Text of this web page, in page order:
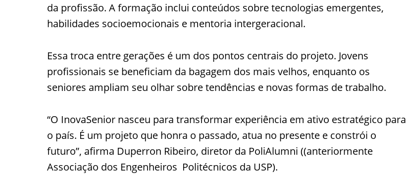
da profissão. A formação inclui conteúdos sobre tecnologias emergentes,
habilidades socioemocionais e mentoria intergeracional.
Essa troca entre gerações é um dos pontos centrais do projeto. Jovens
profissionais se beneficiam da bagagem dos mais velhos, enquanto os
seniores ampliam seu olhar sobre tendências e novas formas de trabalho.
“O InovaSenior nasceu para transformar experiência em ativo estratégico para
o país. É um projeto que honra o passado, atua no presente e constrói o
futuro”, afirma Duperron Ribeiro, diretor da PoliAlumni ((anteriormente
Associação dos Engenheiros Politécnicos da USP).